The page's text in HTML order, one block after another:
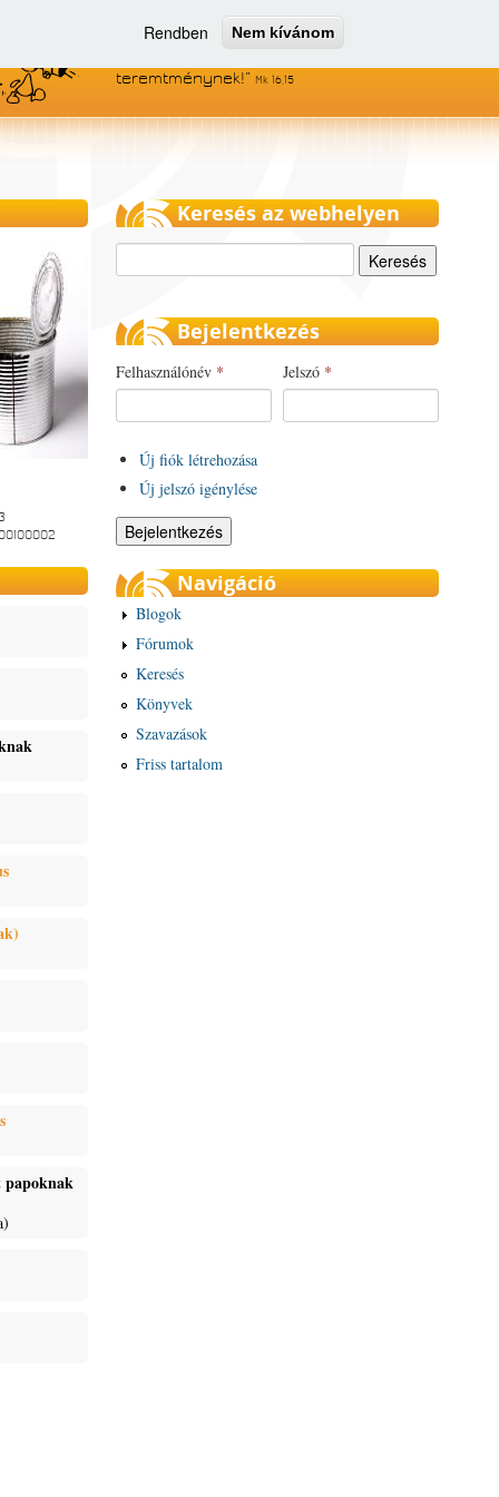
Rendben Nem kívánom
Menjetek el az egész világra, és
teremtménynek!
Mk 16,15
papoknak
Keresés az webhelyen
Bejelentkezés
Felhasználónév * Jelszó *
Új fiók létrehozása
Új jelszó igénylése
Navigáció
Blogok
Fórumok
Keresés
Könyvek
Szavazások
Friss tartalom